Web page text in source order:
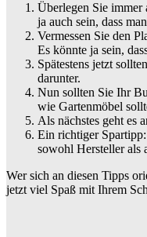
Überlegen Sie immer
ja auch sein, dass
Vermessen Sie den
Es könnte ja sein,
Spätestens jetzt
darunter.
Nun sollten Sie Ihr
wie Gartenmöbel
Als nächstes geht es
Ein richtiger
sowohl Hersteller als
Wer sich an diesen Tipps
jetzt viel Spaß mit Ihrem